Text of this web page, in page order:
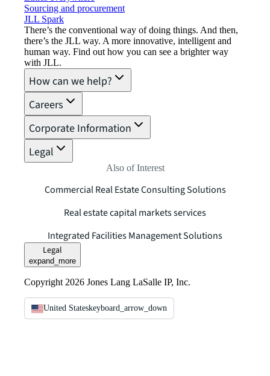
Sourcing and procurement
JLL Spark
There’s the conventional way of doing things. And then,
there’s the JLL way. A more innovative, intelligent and
human way. Find out how you can see a brighter way
with JLL.
How can we help?
Careers
Corporate Information
Legal
Also of Interest
Commercial Real Estate Consulting Solutions
Real estate capital markets services
Integrated Facilities Management Solutions
Legal
expand_more
Copyright 2026 Jones Lang LaSalle IP, Inc.
United Stateskeyboard_arrow_down